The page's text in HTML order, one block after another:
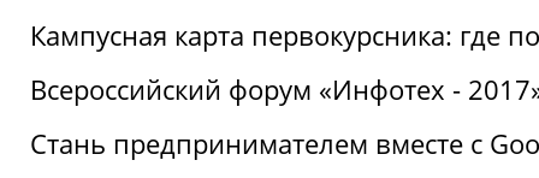
Кампусная карта первокурсника: где
Всероссийский форум «Инфотех -
Стань предпринимателем вместе с